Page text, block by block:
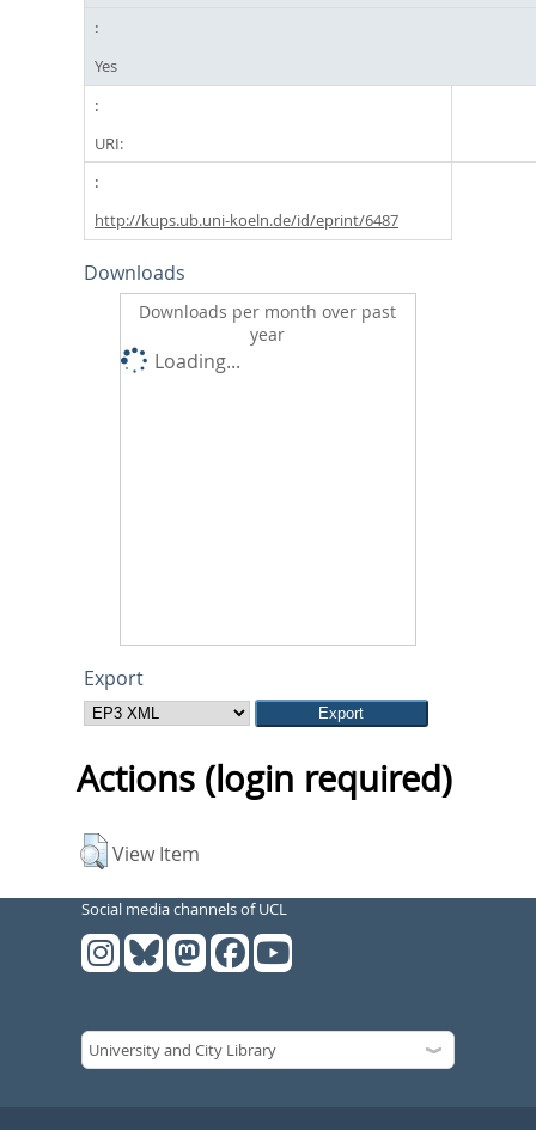
Yes
URI:
http://kups.ub.uni-koeln.de/id/eprint/6487
Downloads
Downloads per month over past
year
Loading...
Export
Actions (login required)
View Item
Social media channels of UCL